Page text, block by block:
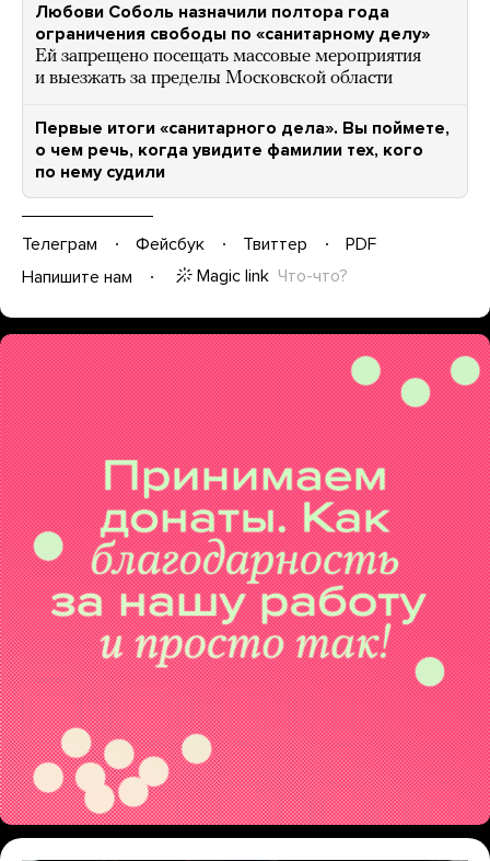
Любови Соболь назначили полтора года
ограничения свободы по «санитарному делу»
Ей запрещено посещать массовые мероприятия
и выезжать за пределы Московской области
Первые итоги «санитарного дела». Вы поймете,
о чем речь, когда увидите фамилии тех, кого
по нему судили
Телеграм Фейсбук Твиттер
PDF
Напишите нам
Magic link Что-что?